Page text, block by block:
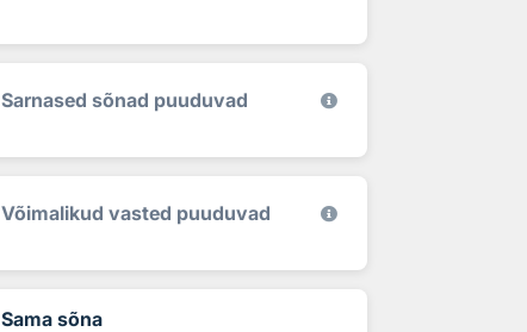
Sarnased sõnad puuduvad
Võimalikud vasted puuduvad
Sama sõna